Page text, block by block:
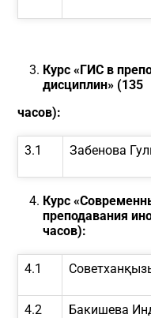
Курс «ГИС в
дисциплин» (135
часов):
3.1 Забенова
Курс
преподавания
часов):
4.1
4.2 Бакишева